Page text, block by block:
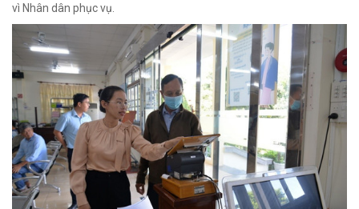
vì Nhân dân phục vụ.